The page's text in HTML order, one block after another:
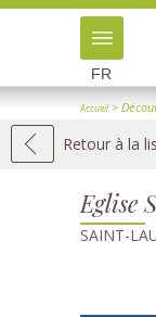
FR
Accueil>
Retour à la
Eglise
SAINT-